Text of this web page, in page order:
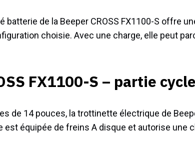
batterie de la Beeper CROSS FX1100-S offre
choisie. Avec une charge, elle peut
FX1100-S – partie cycle
de 14 pouces, la trottinette électrique de
est équipée de freins A disque et autorise une